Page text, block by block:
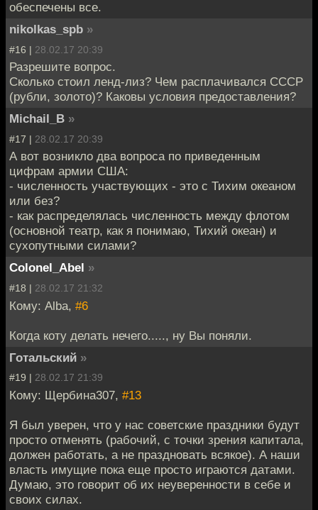
обеспечены все.
nikolkas_spb »
#16 | 28.02.17 20:39
Разрешите вопрос.
Сколько стоил ленд-лиз? Чем расплачивался СССР
(рубли, золото)? Каковы условия предоставления?
Michail_B »
#17 | 28.02.17 20:39
А вот возникло два вопроса по приведенным
цифрам армии США:
- численность участвующих - это с Тихим океаном
или без?
- как распределялась численность между флотом
(основной театр, как я понимаю, Тихий океан) и
сухопутными силами?
Colonel_Abel »
#18 | 28.02.17 21:32
Кому: Alba, #6
Когда коту делать нечего....., ну Вы поняли.
Готальский »
#19 | 28.02.17 21:39
Кому: Щербина307, #13
Я был уверен, что у нас советские праздники будут
просто отменять (рабочий, с точки зрения капитала,
должен работать, а не праздновать всякое). А наши
власть имущие пока еще просто играются датами.
Думаю, это говорит об их неуверенности в себе и
своих силах.